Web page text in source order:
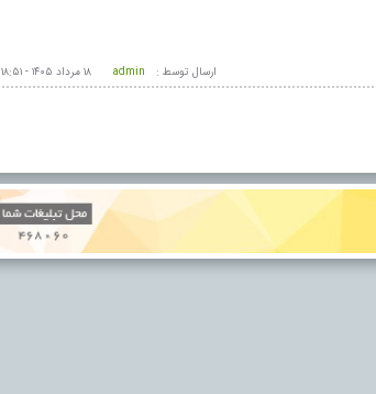
۱۸ مرداد ۱۴۰۵ - ۱۸:۵۱ ارسال توسط : admin